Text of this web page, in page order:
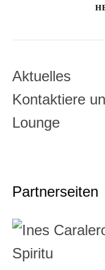
Aktuelles
Kontaktiere
Lounge
Partnerseiten